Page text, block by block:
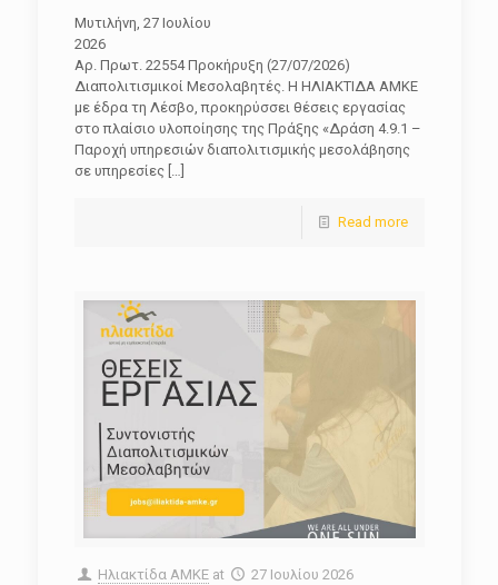
Μυτιλήνη, 27 Ιουλίου
Αρ. Πρωτ. 22554 Προκήρυξη (27/07/2026)
Διαπολιτισμικοί Μεσολαβητές. Η ΗΛΙΑΚΤΙΔΑ ΑΜΚΕ
με έδρα τη Λέσβο, προκηρύσσει θέσεις εργασίας
στο πλαίσιο υλοποίησης της Πράξης «Δράση 4.9.1 –
Παροχή υπηρεσιών διαπολιτισμικής μεσολάβησης
σε υπηρεσίες […]
Read more
Ηλιακτίδα ΑΜΚΕ at 27 Ιουλίου 2026